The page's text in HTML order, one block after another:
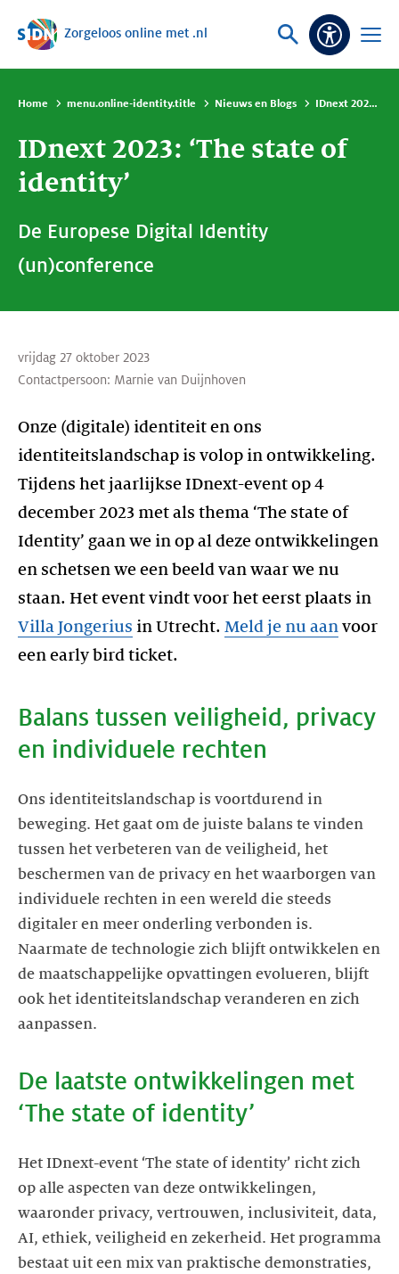
Sla navigatie over
Zorgeloos online met .nl
Vraag
Open
Home menu.online-identity.title Nieuws en Blogs IDnext 2023: ‘The state of identity’
IDnext 2023: ‘The state of
identity’
De Europese Digital Identity
(un)conference
vrijdag 27 oktober 2023
Contactpersoon: Marnie van Duijnhoven
Onze (digitale) identiteit en ons
identiteitslandschap is volop in ontwikkeling.
Tijdens het jaarlijkse IDnext-event op 4
december 2023 met als thema ‘The state of
Identity’ gaan we in op al deze ontwikkelingen
en schetsen we een beeld van waar we nu
staan. Het event vindt voor het eerst plaats in
Villa Jongerius in Utrecht. Meld je nu aan voor
een early bird ticket.
Balans tussen veiligheid, privacy
en individuele rechten
Ons identiteitslandschap is voortdurend in
beweging. Het gaat om de juiste balans te vinden
tussen het verbeteren van de veiligheid, het
beschermen van de privacy en het waarborgen van
individuele rechten in een wereld die steeds
digitaler en meer onderling verbonden is.
Naarmate de technologie zich blijft ontwikkelen en
de maatschappelijke opvattingen evolueren, blijft
ook het identiteitslandschap veranderen en zich
aanpassen.
De laatste ontwikkelingen met
‘The state of identity’
Het IDnext-event ‘The state of identity’ richt zich
op alle aspecten van deze ontwikkelingen,
waaronder privacy, vertrouwen, inclusiviteit, data,
AI, ethiek, veiligheid en zekerheid. Het programma
bestaat uit een mix van praktische demonstraties,